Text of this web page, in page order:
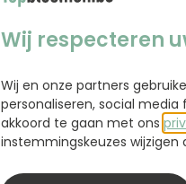
Wij respecteren
Wij en onze partners
personaliseren, social
akkoord te gaan met ons
instemmingskeuzes